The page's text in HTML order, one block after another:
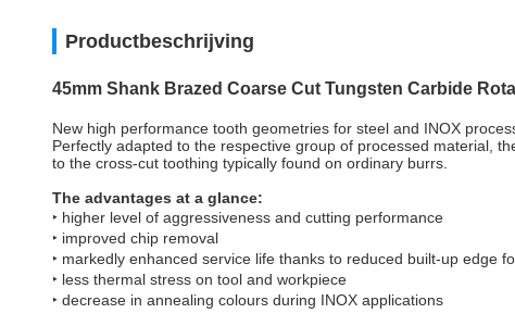
Productbeschrijving
45mm Shank Brazed Coarse Cut Tungsten Carbide
New high performance tooth geometries for steel and INOX
Perfectly adapted to the respective group of processed material,
to the cross-cut toothing typically found on ordinary burrs.
The advantages at a glance:
‣ higher level of aggressiveness and cutting performance
‣ improved chip removal
‣ markedly enhanced service life thanks to reduced built-up edge
‣ less thermal stress on tool and workpiece
‣ decrease in annealing colours during INOX applications